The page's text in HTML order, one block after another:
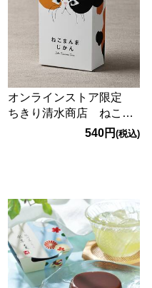
オンラインストア限定
ちきり清水商店 ねこま
んまじかんー1 5p
540円 (税込)